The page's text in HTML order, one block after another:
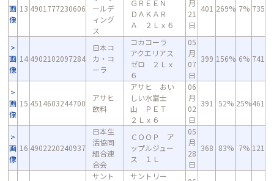
画
像
13 4901777230606
ールデ
ィング
ス
ＧＲＥＥＮ
ＤＡＫＡＲ
Ａ ２Ｌｘ６
月
21
日
401 269% 7% 735
画
像
14 4902102097284
日本コ
カ・コ
ーラ
コカコーラ
アクエリアス
ゼロ ２Ｌｘ
６
05
月
07
日
399 156% 6% 741
画
像
15 4514603244700
アサヒ
飲料
アサヒ おい
しい水富士
山 ＰＥＴ
２Ｌｘ６
06
月
02
日
391 52% 25%461
画
像
16 4902220240937
日本生
活協同
組合連
合会
ＣＯＯＰ ア
ップルジュー
ス １Ｌ
05
月
28
日
368 83% 7% 121
サント サントリー